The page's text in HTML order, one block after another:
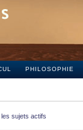
PHILOSOPHIE
les sujets actifs